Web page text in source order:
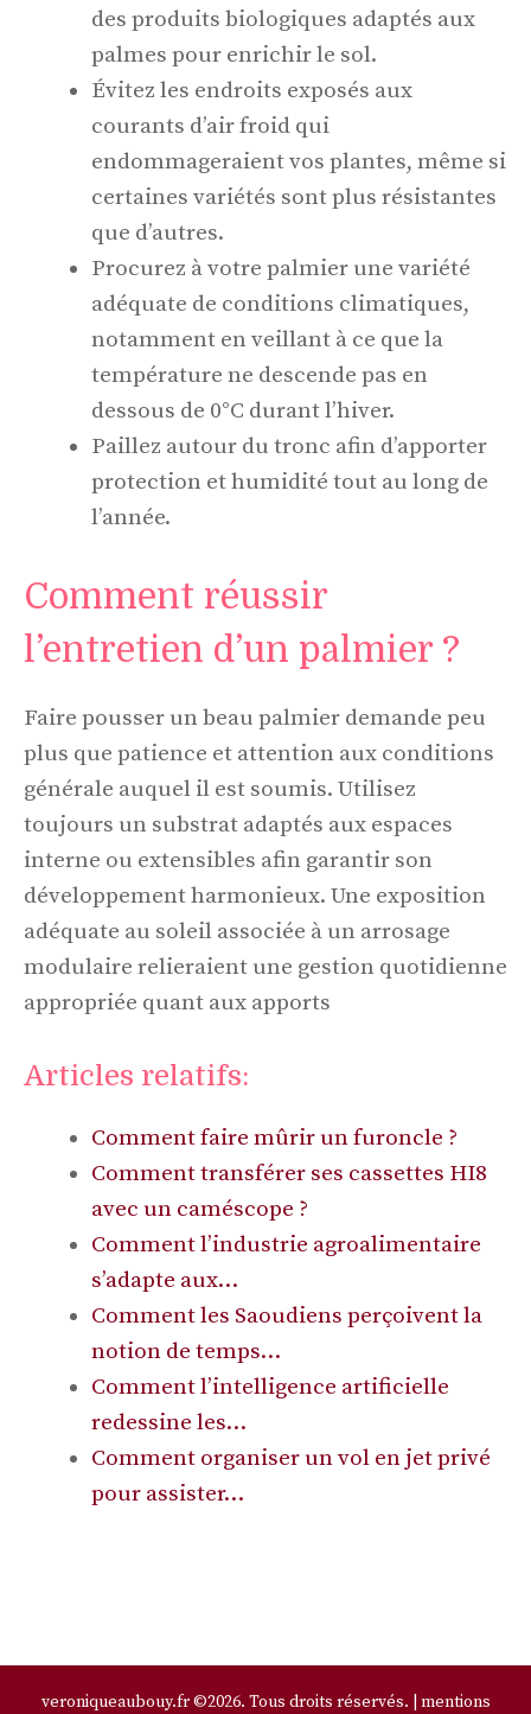
des produits biologiques adaptés aux
palmes pour enrichir le sol.
Évitez les endroits exposés aux
courants d’air froid qui
endommageraient vos plantes, même si
certaines variétés sont plus résistantes
que d’autres.
Procurez à votre palmier une variété
adéquate de conditions climatiques,
notamment en veillant à ce que la
température ne descende pas en
dessous de 0°C durant l’hiver.
Paillez autour du tronc afin d’apporter
protection et humidité tout au long de
l’année.
Comment réussir
l’entretien d’un palmier ?
Faire pousser un beau palmier demande peu
plus que patience et attention aux conditions
générale auquel il est soumis. Utilisez
toujours un substrat adaptés aux espaces
interne ou extensibles afin garantir son
développement harmonieux. Une exposition
adéquate au soleil associée à un arrosage
modulaire relieraient une gestion quotidienne
appropriée quant aux apports
Articles relatifs:
Comment faire mûrir un furoncle ?
Comment transférer ses cassettes HI8
avec un caméscope ?
Comment l’industrie agroalimentaire
s’adapte aux…
Comment les Saoudiens perçoivent la
notion de temps…
Comment l’intelligence artificielle
redessine les…
Comment organiser un vol en jet privé
pour assister…
veroniqueaubouy.fr ©2026. Tous droits réservés. | mentions